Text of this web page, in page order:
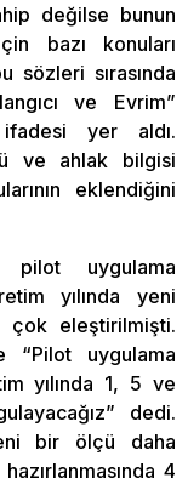
değilse bunun
bazı konuları
sözleri sırasında
ve Evrim”
ifadesi yer aldı.
ve ahlak bilgisi
eklendiğini
pilot uygulama
yılında yeni
çok eleştirilmişti.
“Pilot uygulama
yılında 1, 5 ve
dedi.
bir ölçü daha
4